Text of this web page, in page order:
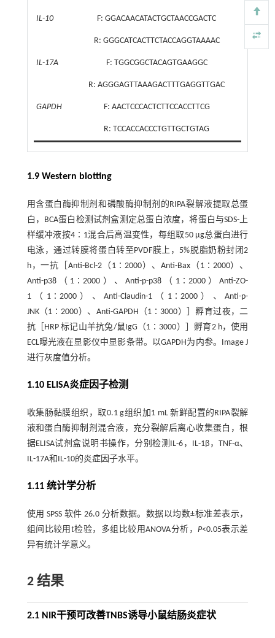
IL-10 F: GGACAACATACTGCTAACCGACTC
R: GGGCATCACTTCTACCAGGTAAAAC
IL-17A F: TGGCGGCTACAGTGAAGGC
R: AGGGAGTTAAAGACTTTGAGGTTGAC
GAPDH F: AACTCCCACTCTTCCACCTTCG
R: TCCACCACCCTGTTGCTGTAG
1.9 Western blotting
用含蛋白酶抑制剂和磷酸酶抑制剂的RIPA裂解液提取总蛋
白，BCA蛋白检测试剂盒测定总蛋白浓度，将蛋白与SDS-上
样缓冲液按4∶1混合后高温变性，每组取50 μg总蛋白进行
电泳，通过转膜将蛋白转至PVDF膜上，5%脱脂奶粉封闭2
h，一抗［Anti-Bcl-2（1∶2000）、Anti-Bax（1∶2000）、
Anti-p38（1∶2000）、Anti-p-p38（1∶2000）Anti-ZO-
1（1∶2000）、Anti-Claudin-1（1∶2000）、Anti-p-
JNK（1∶2000）、Anti-GAPDH（1∶3000）］孵育过夜，二
抗［HRP 标记山羊抗兔/鼠IgG（1∶3000）］孵育2 h，使用
ECL曝光液在显影仪中显影条带。以GAPDH为内参。Image J
进行灰度值分析。
1.10 ELISA炎症因子检测
收集肠黏膜组织，取0.1 g组织加1 mL 新鲜配置的RIPA裂解
液和蛋白酶抑制剂混合液，充分裂解后离心收集蛋白，根
据ELISA试剂盒说明书操作，分别检测IL-6，IL-1β，TNF-α、
IL-17A和IL-10的炎症因子水平。
1.11 统计学分析
使用 SPSS 软件 26.0 分析数据。数据以均数±标准差表示，
组间比较用 t检验，多组比较用ANOVA分析，P<0.05表示差
异有统计学意义。
2 结果
2.1 NIR干预可改善TNBS诱导小鼠结肠炎症状